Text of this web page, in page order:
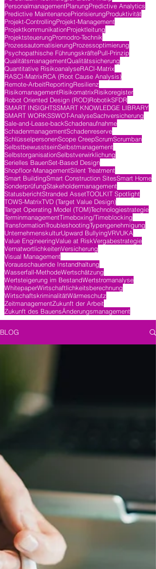
PersonalmanagementPlanungPredictive Analytics
Predictive MaintenancePriorisierungProduktivität
Projekt-ControllingProjekt-Management
ProjektkommunikationProjektleitung
ProjektsteuerungPromodro-Technik
ProzessautomatisierungProzessoptimierung
Psychopathische FührungskräftePull-Prinzip
QualitätsmanagementQualitätssicherung
Quantitative RisikoanalyseRACI-Matrix
RASCI-MatrixRCA (Root Cause Analysis)
Remote-ArbeitReportingResilienz
RisikomanagementRisikomatrixRisikoregister
Robot Oriented Design (ROD)RobotikSFDR
SMART INSIGHTSSMART KNOWLEDGE LIBRARY
SMART WORKSSWOT-AnalyseSachversicherung
Sale-and-Lease-backSchadenaufnahme
SchadenmanagementSchadenreserve
SchlüsselpersonenScope CreepScrumScrumban
SelbstbewusstseinSelbstmanagement
SelbstorganisationSelbstverwirklichung
Serielles BauenSet-Based Design
Shopfloor-ManagementSilent Treatment
Smart BuildingSmart Construction SitesSmart Home
SonderprüfungStakeholdermanagement
StatusberichtStranded AssetTOOLKIT Spotlight
TOWS-MatrixTVD (Target Value Design)
Target Operating Model (TOM)Technologiestrategie
TerminmanagementTimeboxing/Timeblocking
TransformationTroubleshootingTypengenehmigung
UnternehmenskulturUpward BullyingVRVUKA
Value EngineeringValue at RiskVergabestrategie
VernatwortlichkeitenVersicherung
Visual Management
Vorausschauende Instandhaltung
Wasserfall-MethodeWertschätzung
Wertsteigerung im BestandWertstromanalyse
WhitepaperWirtschaftlichkeitsberechnung
WirtschaftskriminalitätWärmeschutz
ZeitmanagementZukunft der Arbeit
Zukunft des BauensÄnderungsmanagement
BLOG